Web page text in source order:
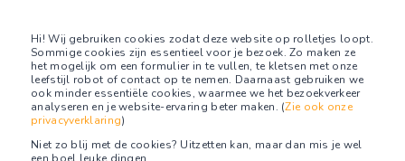
Hi! Wij gebruiken cookies zodat deze website op rolletjes loopt.
Sommige cookies zijn essentieel voor je bezoek. Zo maken ze
het mogelijk om een formulier in te vullen, te kletsen met onze
leefstijl robot of contact op te nemen. Daarnaast gebruiken we
ook minder essentiële cookies, waarmee we het bezoekverkeer
analyseren en je website-ervaring beter maken. (Zie ook onze
privacyverklaring)
Niet zo blij met de cookies? Uitzetten kan, maar dan mis je wel
Contact
Volg ons op
Facebook groep